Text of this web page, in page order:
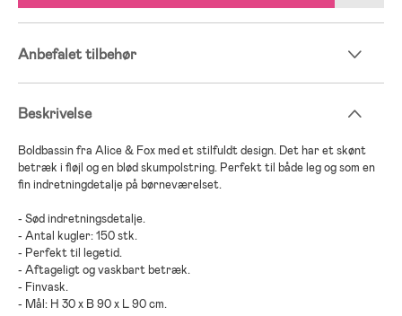
Anbefalet tilbehør
Beskrivelse
Boldbassin fra Alice & Fox med et stilfuldt design. Det har et skønt
betræk i fløjl og en blød skumpolstring. Perfekt til både leg og som en
fin indretningdetalje på børneværelset.
- Sød indretningsdetalje.
- Antal kugler: 150 stk.
- Perfekt til legetid.
- Aftageligt og vaskbart betræk.
- Finvask.
- Mål: H 30 x B 90 x L 90 cm.